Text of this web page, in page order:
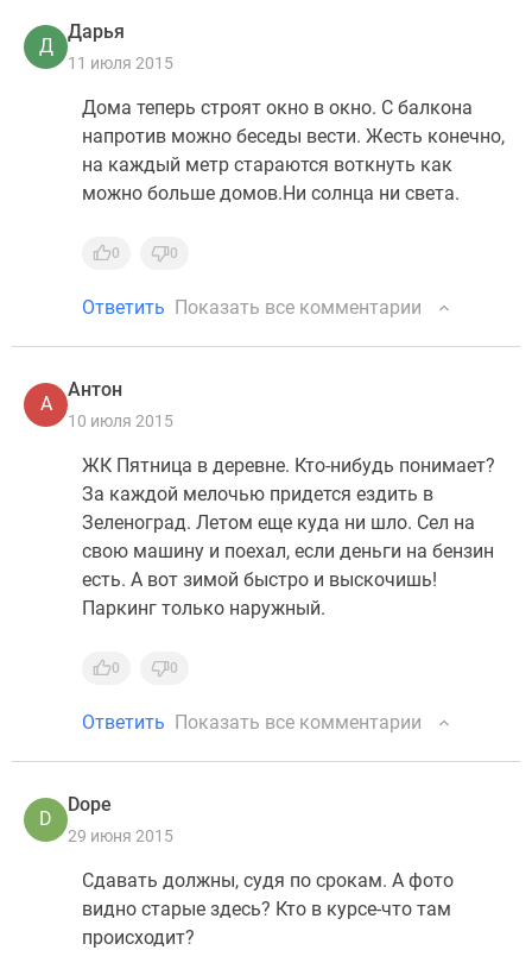
Д
Дарья
11 июля 2015
Дома теперь строят окно в окно. С балкона
напротив можно беседы вести. Жесть конечно,
на каждый метр стараются воткнуть как
можно больше домов.Ни солнца ни света.
0 0
Ответить Показать все комментарии
А
Антон
10 июля 2015
ЖК Пятница в деревне. Кто-нибудь понимает?
За каждой мелочью придется ездить в
Зеленоград. Летом еще куда ни шло. Сел на
свою машину и поехал, если деньги на бензин
есть. А вот зимой быстро и выскочишь!
Паркинг только наружный.
0 0
Ответить Показать все комментарии
D
Dope
29 июня 2015
Сдавать должны, судя по срокам. А фото
видно старые здесь? Кто в курсе-что там
происходит?